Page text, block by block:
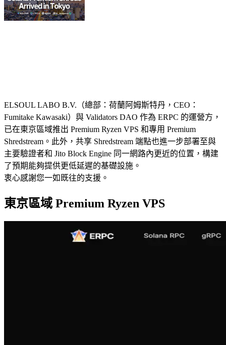
ELSOUL LABO B.V.（總部：荷蘭阿姆斯特丹，CEO：
Fumitake Kawasaki）與 Validators DAO 作為 ERPC 的運營方，
已在東京區域推出 Premium Ryzen VPS 和專用 Premium
Shredstream。此外，共享 Shredstream 端點也進一步部署至與
主要驗證者和 Jito Block Engine 同一網路內更近的位置，構建
了預期能夠提供更低延遲的基礎設施。
衷心感謝您一如既往的支援。
東京區域 Premium Ryzen VPS